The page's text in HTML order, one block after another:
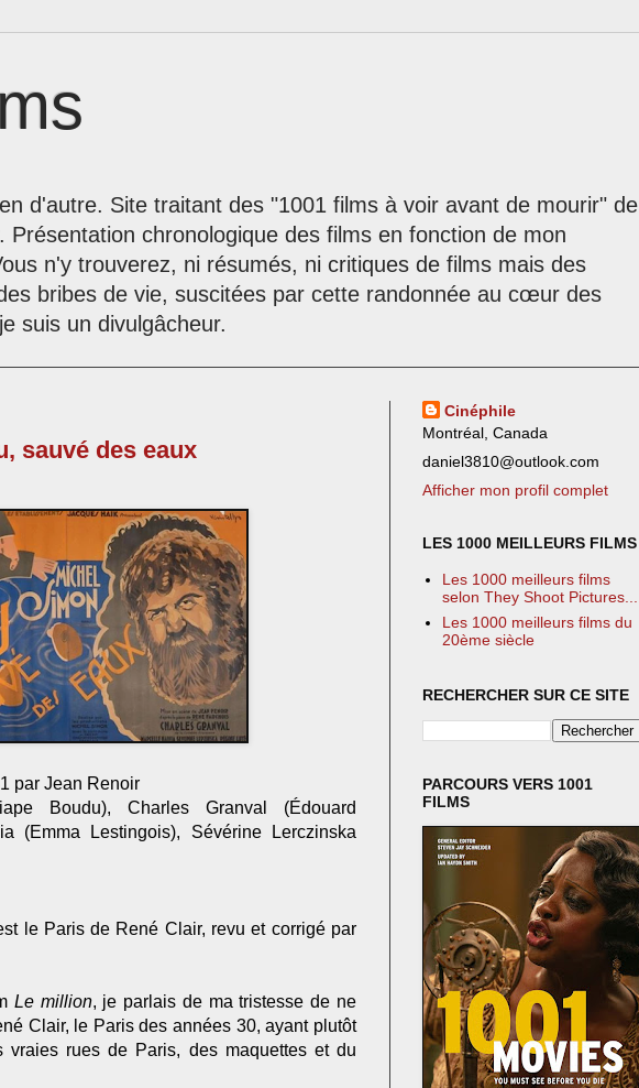
d'autre. Site traitant des "1001 films à voir avant de mourir" de
Présentation chronologique des films en fonction de mon
n'y trouverez, ni résumés, ni critiques de films mais des
bribes de vie, suscitées par cette randonnée au cœur des
suis un divulgâcheur.
sauvé des eaux
par Jean Renoir
Boudu), Charles Granval (Édouard
(Emma Lestingois), Sévérine Lerczinska
le Paris de René Clair, revu et corrigé par
Le million, je parlais de ma tristesse de ne
Clair, le Paris des années 30, ayant plutôt
rues de Paris, des maquettes et du
Cinéphile
Montréal, Canada
daniel3810@outlook.com
Afficher mon profil complet
LES 1000 MEILLEURS FILMS
Les 1000 meilleurs films
selon They Shoot Pictures...
Les 1000 meilleurs films du
20ème siècle
RECHERCHER SUR CE SITE
PARCOURS VERS 1001
FILMS